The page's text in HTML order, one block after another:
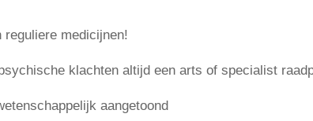
reguliere medicijnen!
klachten altijd een arts of specialist
aangetoond